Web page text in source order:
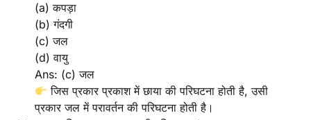
(a) कपड़ा
(b) गंदगी
(c) जल
(d) वायु
Ans: (c) जल
जिस प्रकार प्रकाश में छाया की परिघटना होती है, उसी
प्रकार जल में परावर्तन की परिघटना होती है।